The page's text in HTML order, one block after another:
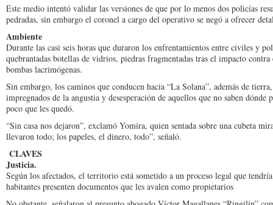
Este medio intentó validar las versiones de que por lo menos dos policías
pedradas, sin em­bargo el coronel a cargo del operativo se negó a ofrecer
Ambiente
Durante las casi seis horas que duraron los enfrenta­mientos entre civiles y
quebrantadas bote­llas de vidrios, piedras frag­mentadas tras el impacto
bombas lacrimógenas.
Sin embargo, los caminos que conducen hacia “La Solana”, además de
impregnados de la angustia y desesperación de aquellos que no saben
poco que les quedó.
“Sin casa nos dejaron”, ex­clamó Yomira, quien senta­da sobre una cubeta
llevaron todo; los papeles, el dinero, todo”, se­ñaló.
CLAVES
Justicia.
Según los afectados, el territorio está sometido a un proceso legal que
habitantes presenten documentos que les ava­len como propietarios